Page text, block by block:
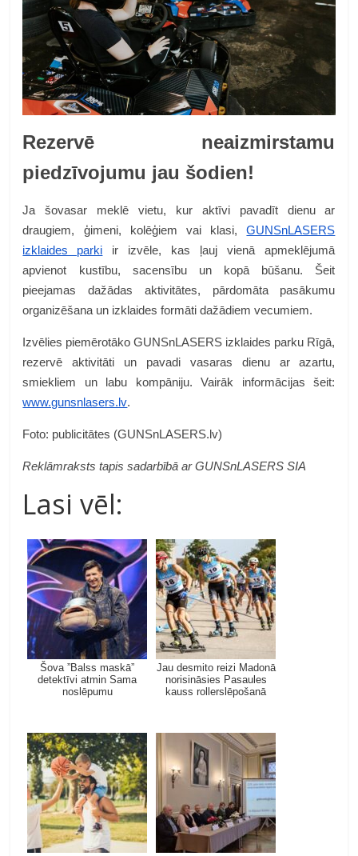
Rezervē neaizmirstamu
piedzīvojumu jau šodien!
Ja šovasar meklē vietu, kur aktīvi pavadīt dienu ar
draugiem, ģimeni, kolēģiem vai klasi,GUNSnLASERS
izklaides parki ir izvēle, kas ļauj vienā apmeklējumā
apvienot kustību, sacensību un kopā būšanu. Šeit
pieejamas dažādas aktivitātes, pārdomāta pasākumu
organizēšana un izklaides formāti dažādiem vecumiem.
Izvēlies piemērotāko GUNSnLASERS izklaides parku Rīgā,
rezervē aktivitāti un pavadi vasaras dienu ar azartu,
smiekliem un labu kompāniju. Vairāk informācijas šeit:
www.gunsnlasers.lv.
Foto: publicitātes (GUNSnLASERS.lv)
Reklāmraksts tapis sadarbībā ar GUNSnLASERS SIA
Lasi vēl:
Šova ”Balss maskā”
detektīvi atmin Sama
noslēpumu
Jau desmito reizi Madonā
norisināsies Pasaules
kauss rollerslēpošanā